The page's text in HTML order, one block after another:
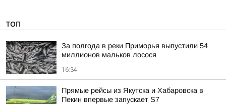
ТОП
За полгода в реки Приморья выпустили 54
миллионов мальков лосося
16:34
Прямые рейсы из Якутска и Хабаровска в
Пекин впервые запускает S7